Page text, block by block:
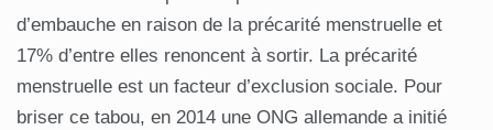
d’embauche en raison de la précarité menstruelle et
17% d’entre elles renoncent à sortir. La précarité
menstruelle est un facteur d’exclusion sociale. Pour
briser ce tabou, en 2014 une ONG allemande a initié